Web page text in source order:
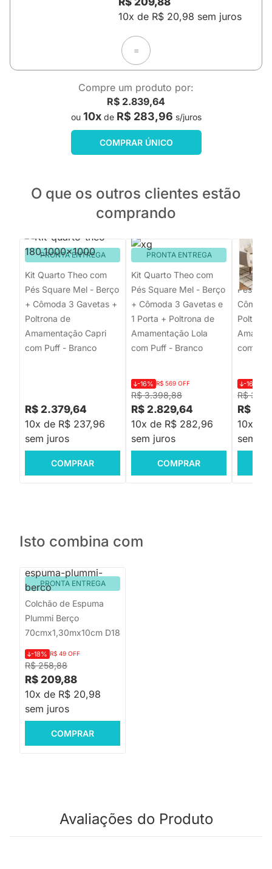
10x de R$ 20,98 sem juros
=
Compre um produto por:
R$ 2.839,64
ou 10xde R$ 283,96 s/juros
COMPRAR ÚNICO
O que os outros clientes estão
comprando
PRONTA ENTREGA
Kit Quarto Theo com
Pés Square Mel - Berço
+ Cômoda 3 Gavetas +
Poltrona de
Amamentação Capri
com Puff - Branco
R$ 2.379,64
10x de R$ 237,96
sem juros
COMPRAR
PRONTA ENTREGA
Kit Quarto Theo com
Pés Square Mel - Berço
+ Cômoda 3 Gavetas e
1 Porta + Poltrona de
Amamentação Lola
com Puff - Branco
R$ 3.398,88
-16% R$ 569 OFF
R$ 2.829,64
10x de R$ 282,96
sem juros
COMPRAR
Kit
Pés
com
R$
-16%
R$
10x de
sem
Isto combina com
PRONTA ENTREGA
Colchão de Espuma
Plummi Berço
70cmx1,30mx10cm D18
R$ 258,88
-18% R$ 49 OFF
R$ 209,88
10x de R$ 20,98
sem juros
COMPRAR
Avaliações do Produto